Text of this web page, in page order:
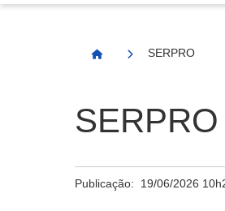
Página Inicial
SERPRO
SERPRO
Publicação: 19/06/2026